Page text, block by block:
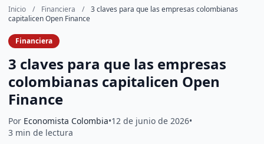
Inicio / Financiera /
3 claves para que las empresas colombianas
capitalicen Open Finance
Financiera
3 claves para que las empresas
colombianas capitalicen Open
Finance
Por Economista Colombia•12 de junio de 2026•
3 min de lectura